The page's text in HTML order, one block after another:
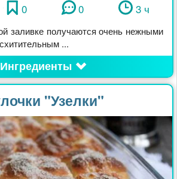
0 0 3 ч
заливке получаются очень нежными
...
Ингредиенты
"Узелки"